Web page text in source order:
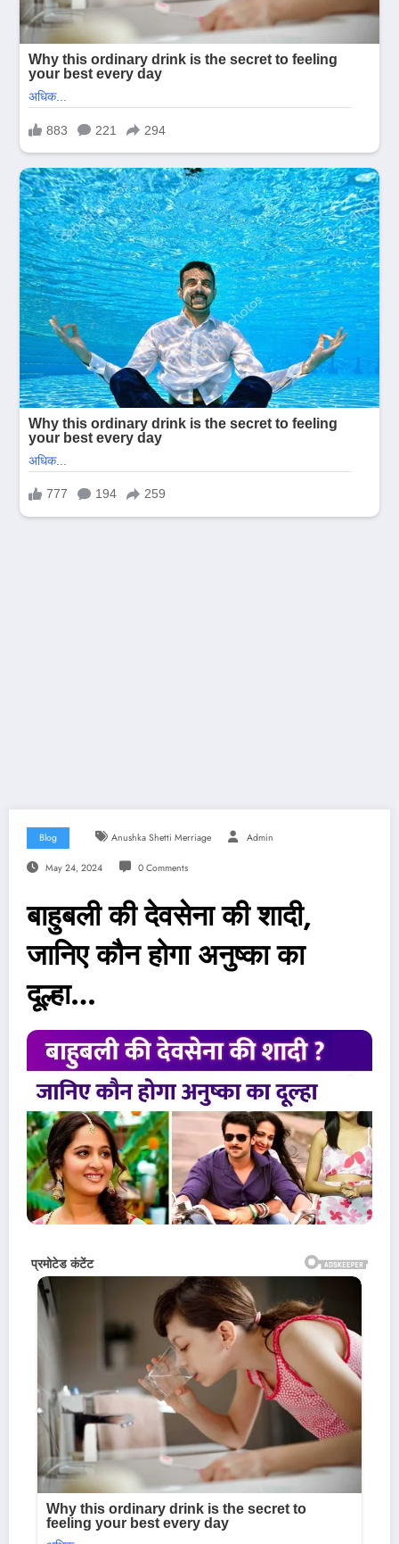
Blog Anushka Shetti Merriage Admin
May 24, 2024 0 Comments
बाहुबली की देवसेना की शादी,
जानिए कौन होगा अनुष्का का
दूल्हा…